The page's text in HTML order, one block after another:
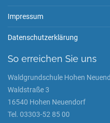
Impressum
Datenschutzerklärung
So erreichen Sie uns
Waldgrundschule Hohen
Waldstraße 3
16540 Hohen Neuendorf
Tel. 03303-52 85 00